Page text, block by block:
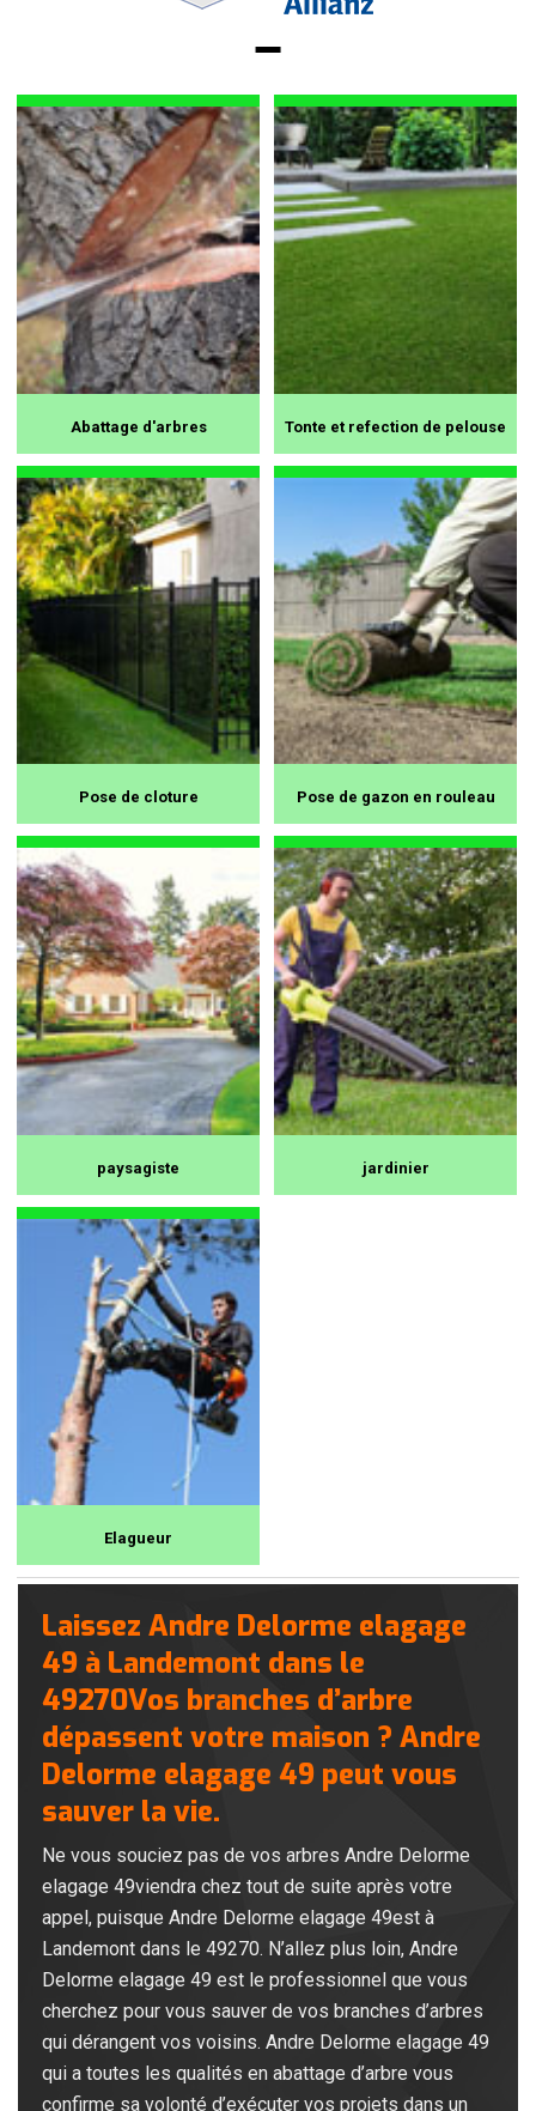
Abattage d'arbres Tonte et refection de pelouse
Pose de cloture Pose de gazon en rouleau
paysagiste jardinier
Elagueur
Laissez Andre Delorme elagage
49 à Landemont dans le
49270Vos branches d’arbre
dépassent votre maison ? Andre
Delorme elagage 49 peut vous
sauver la vie.
Ne vous souciez pas de vos arbres Andre Delorme
elagage 49viendra chez tout de suite après votre
appel, puisque Andre Delorme elagage 49est à
Landemont dans le 49270. N’allez plus loin, Andre
Delorme elagage 49 est le professionnel que vous
cherchez pour vous sauver de vos branches d’arbres
qui dérangent vos voisins. Andre Delorme elagage 49
qui a toutes les qualités en abattage d’arbre vous
confirme sa volonté d’exécuter vos projets dans un